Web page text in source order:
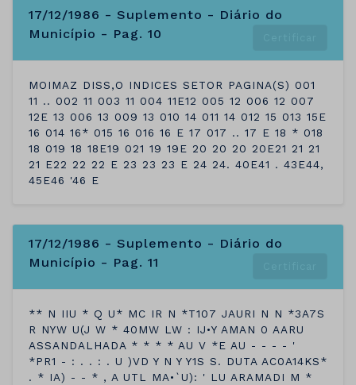
17/12/1986 - Suplemento - Diário do
Município - Pag. 10
MOIMAZ DISS,O INDICES SETOR PAGINA(S) 001
11 .. 002 11 003 11 004 11E12 005 12 006 12 007
12E 13 006 13 009 13 010 14 011 14 012 15 013 15E
16 014 16* 015 16 016 16 E 17 017 .. 17 E 18 * 018
18 019 18 18E19 021 19 19E 20 20 20 20E21 21 21
21 E22 22 22 E 23 23 23 E 24 24. 40E41 . 43E44,
45E46 '46 E
17/12/1986 - Suplemento - Diário do
Município - Pag. 11
** N IIU * Q U* MC IR N *T107 JAURI N N *3A7S
R NYW U(J W * 40MW LW : IJ•Y AMAN 0 AARU
ASSANDALHADA * * * * AU V *E AU - - - - '
*PR1 - : . . : . U )VD Y N Y Y1S S. DUTA AC0A14KS*
. * IA) - - * , A UTL MA•`U): ' LU ARAMADI M *